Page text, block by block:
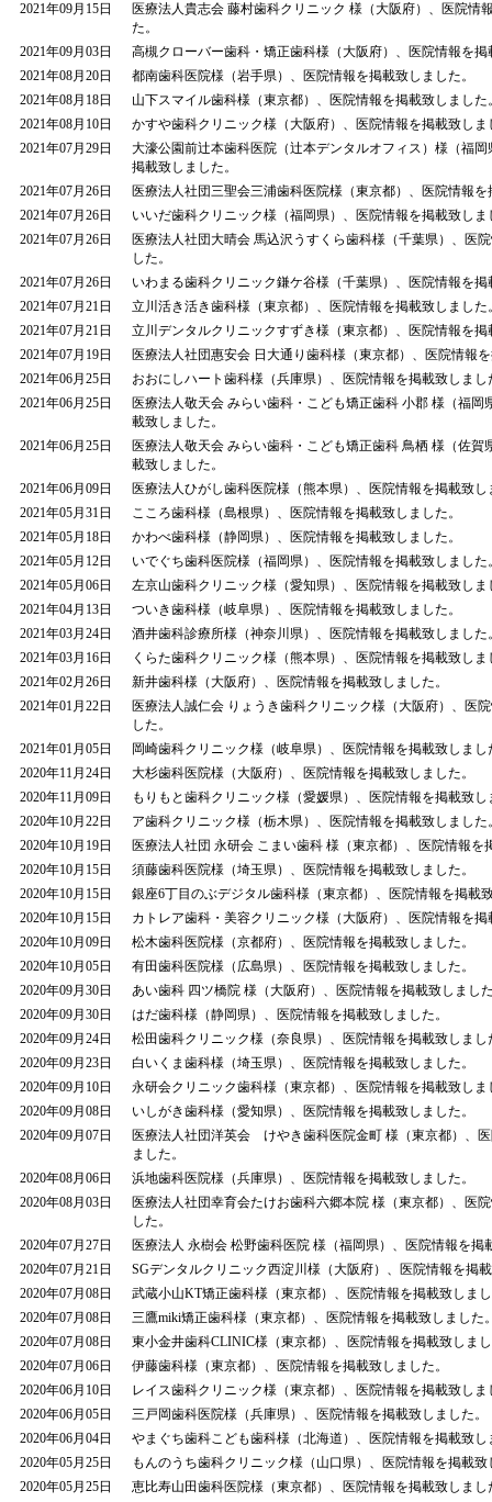
2021年09月15日
医療法人貴志会 藤村歯科クリニック 様（大阪府）、医院情
た。
2021年09月03日
高槻クローバー歯科・矯正歯科様（大阪府）、医院情報を掲
2021年08月20日
都南歯科医院様（岩手県）、医院情報を掲載致しました。
2021年08月18日
山下スマイル歯科様（東京都）、医院情報を掲載致しました
2021年08月10日
かすや歯科クリニック様（大阪府）、医院情報を掲載致しま
2021年07月29日
大濠公園前辻本歯科医院（辻本デンタルオフィス）様（福
掲載致しました。
2021年07月26日
医療法人社団三聖会三浦歯科医院様（東京都）、医院情報
2021年07月26日
いいだ歯科クリニック様（福岡県）、医院情報を掲載致しま
2021年07月26日
医療法人社団大晴会 馬込沢うすくら歯科様（千葉県）、医
した。
2021年07月26日
いわまる歯科クリニック鎌ケ谷様（千葉県）、医院情報を
2021年07月21日
立川活き活き歯科様（東京都）、医院情報を掲載致しました
2021年07月21日
立川デンタルクリニックすずき様（東京都）、医院情報を掲
2021年07月19日
医療法人社団惠安会 日大通り歯科様（東京都）、医院情報
2021年06月25日
おおにしハート歯科様（兵庫県）、医院情報を掲載致しまし
2021年06月25日
医療法人敬天会 みらい歯科・こども矯正歯科 小郡 様（福岡
載致しました。
2021年06月25日
医療法人敬天会 みらい歯科・こども矯正歯科 鳥栖 様（佐賀
載致しました。
2021年06月09日
医療法人ひがし歯科医院様（熊本県）、医院情報を掲載致し
2021年05月31日
こころ歯科様（島根県）、医院情報を掲載致しました。
2021年05月18日
かわべ歯科様（静岡県）、医院情報を掲載致しました。
2021年05月12日
いでぐち歯科医院様（福岡県）、医院情報を掲載致しました
2021年05月06日
左京山歯科クリニック様（愛知県）、医院情報を掲載致しま
2021年04月13日
ついき歯科様（岐阜県）、医院情報を掲載致しました。
2021年03月24日
酒井歯科診療所様（神奈川県）、医院情報を掲載致しました
2021年03月16日
くらた歯科クリニック様（熊本県）、医院情報を掲載致しま
2021年02月26日
新井歯科様（大阪府）、医院情報を掲載致しました。
2021年01月22日
医療法人誠仁会 りょうき歯科クリニック様（大阪府）、医
した。
2021年01月05日
岡崎歯科クリニック様（岐阜県）、医院情報を掲載致しまし
2020年11月24日
大杉歯科医院様（大阪府）、医院情報を掲載致しました。
2020年11月09日
もりもと歯科クリニック様（愛媛県）、医院情報を掲載致し
2020年10月22日
ア歯科クリニック様（栃木県）、医院情報を掲載致しました
2020年10月19日
医療法人社団 永研会 こまい歯科 様（東京都）、医院情報を
2020年10月15日
須藤歯科医院様（埼玉県）、医院情報を掲載致しました。
2020年10月15日
銀座6丁目のぶデジタル歯科様（東京都）、医院情報を掲載
2020年10月15日
カトレア歯科・美容クリニック様（大阪府）、医院情報を
2020年10月09日
松木歯科医院様（京都府）、医院情報を掲載致しました。
2020年10月05日
有田歯科医院様（広島県）、医院情報を掲載致しました。
2020年09月30日
あい歯科 四ツ橋院 様（大阪府）、医院情報を掲載致しまし
2020年09月30日
はだ歯科様（静岡県）、医院情報を掲載致しました。
2020年09月24日
松田歯科クリニック様（奈良県）、医院情報を掲載致しまし
2020年09月23日
白いくま歯科様（埼玉県）、医院情報を掲載致しました。
2020年09月10日
永研会クリニック歯科様（東京都）、医院情報を掲載致しま
2020年09月08日
いしがき歯科様（愛知県）、医院情報を掲載致しました。
2020年09月07日
医療法人社団洋英会 けやき歯科医院金町 様（東京都）、
ました。
2020年08月06日
浜地歯科医院様（兵庫県）、医院情報を掲載致しました。
2020年08月03日
医療法人社団幸育会たけお歯科六郷本院 様（東京都）、医
した。
2020年07月27日
医療法人 永樹会 松野歯科医院 様（福岡県）、医院情報を掲
2020年07月21日
SGデンタルクリニック西淀川様（大阪府）、医院情報を掲
2020年07月08日
武蔵小山KT矯正歯科様（東京都）、医院情報を掲載致しま
2020年07月08日
三鷹miki矯正歯科様（東京都）、医院情報を掲載致しました
2020年07月08日
東小金井歯科CLINIC様（東京都）、医院情報を掲載致しま
2020年07月06日
伊藤歯科様（東京都）、医院情報を掲載致しました。
2020年06月10日
レイス歯科クリニック様（東京都）、医院情報を掲載致しま
2020年06月05日
三戸岡歯科医院様（兵庫県）、医院情報を掲載致しました。
2020年06月04日
やまぐち歯科こども歯科様（北海道）、医院情報を掲載致し
2020年05月25日
もんのうち歯科クリニック様（山口県）、医院情報を掲載致
2020年05月25日
恵比寿山田歯科医院様（東京都）、医院情報を掲載致しまし